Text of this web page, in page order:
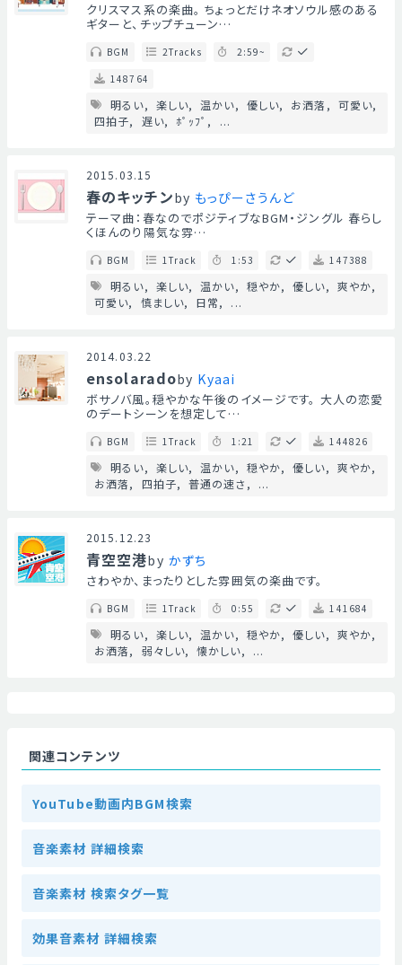
クリスマス系の楽曲。 ちょっとだけネオソウル感のある
ギターと、チップチューン…
BGM 2Tracks
2:59~
148764
明るい 楽しい 温かい 優しい お洒落
可愛い
四拍子
遅い ﾎﾟｯﾌﾟ ...
2015.03.15
春のキッチンby もっぴーさうんど
テーマ曲：春なのでポジティブなBGM・ジングル 春らし
くほんのり陽気な雰…
BGM 1Track 1:53 147388
明るい 楽しい 温かい 穏やか 優しい
爽やか
可愛い
慎ましい 日常 ...
2014.03.22
ensolaradoby Kyaai
ボサノバ風。穏やかな午後のイメージです。 大人の恋愛
のデートシーンを想定して…
BGM 1Track 1:21 144826
明るい 楽しい 温かい 穏やか 優しい
爽やか
お洒落
四拍子 普通の速さ ...
2015.12.23
青空空港by かずち
さわやか、まったりとした雰囲気の楽曲です。
BGM 1Track 0:55 141684
明るい 楽しい 温かい 穏やか 優しい
爽やか
お洒落
弱々しい 懐かしい ...
関連コンテンツ
YouTube動画内BGM検索
音楽素材 詳細検索
音楽素材 検索タグ一覧
効果音素材 詳細検索